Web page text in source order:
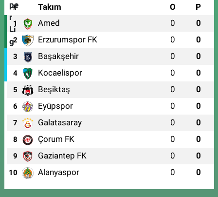
# Takım O P
1 Amed 0 0
2 Erzurumspor FK 0 0
3 Başakşehir 0 0
4 Kocaelispor 0 0
5 Beşiktaş 0 0
6 Eyüpspor 0 0
7 Galatasaray 0 0
8 Çorum FK 0 0
9 Gaziantep FK 0 0
10 Alanyaspor 0 0